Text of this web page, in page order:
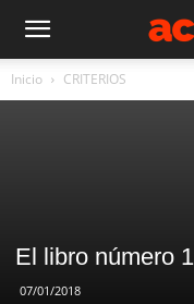
Inicio CRITERIOS
El libro número
07/01/2018